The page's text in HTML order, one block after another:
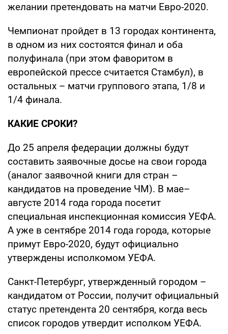
желании претендовать на матчи Евро-2020.
Чемпионат пройдет в 13 городах континента,
в одном из них состоятся финал и оба
полуфинала (при этом фаворитом в
европейской прессе считается Стамбул), в
остальных – матчи группового этапа, 1/8 и
1/4 финала.
КАКИЕ СРОКИ?
До 25 апреля федерации должны будут
составить заявочные досье на свои города
(аналог заявочной книги для стран –
кандидатов на проведение ЧМ). В мае–
августе 2014 года города посетит
специальная инспекционная комиссия УЕФА.
А уже в сентябре 2014 года города, которые
примут Евро-2020, будут официально
утверждены исполкомом УЕФА.
Санкт-Петербург, утвержденный городом –
кандидатом от России, получит официальный
статус претендента 20 сентября, когда весь
список городов утвердит исполком УЕФА.